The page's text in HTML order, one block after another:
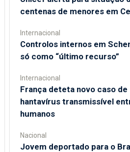
centenas de menores em
Internacional
Controlos internos em
só como “último recurso”
Internacional
França deteta novo caso de
hantavírus transmissível
humanos
Nacional
Jovem deportado para o